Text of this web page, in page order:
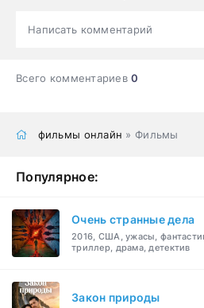
Написать комментарий
Всего комментариев0
фильмы онлайн » Фильмы
Популярное:
Очень странные дела
2016, США, ужасы,
триллер, драма, детектив
Закон природы